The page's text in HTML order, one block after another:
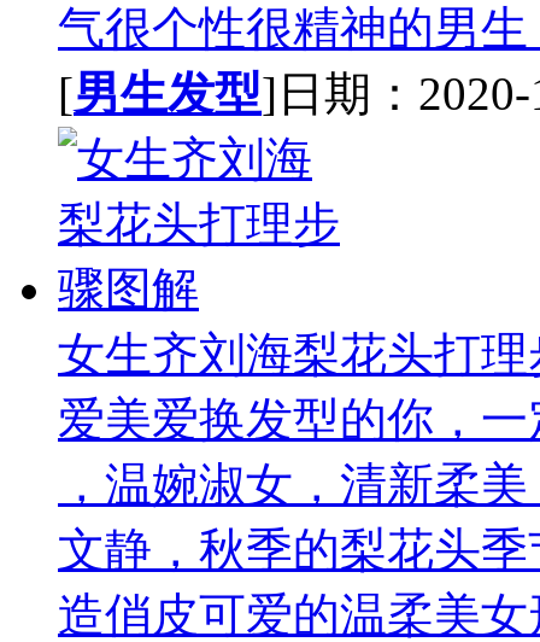
气很个性很精神的男生
[男生发型]日期：2020-
女生齐刘海梨花头打
爱美爱换发型的你，
，温婉淑女，清新柔
文静，秋季的梨花头
造俏皮可爱的温柔美